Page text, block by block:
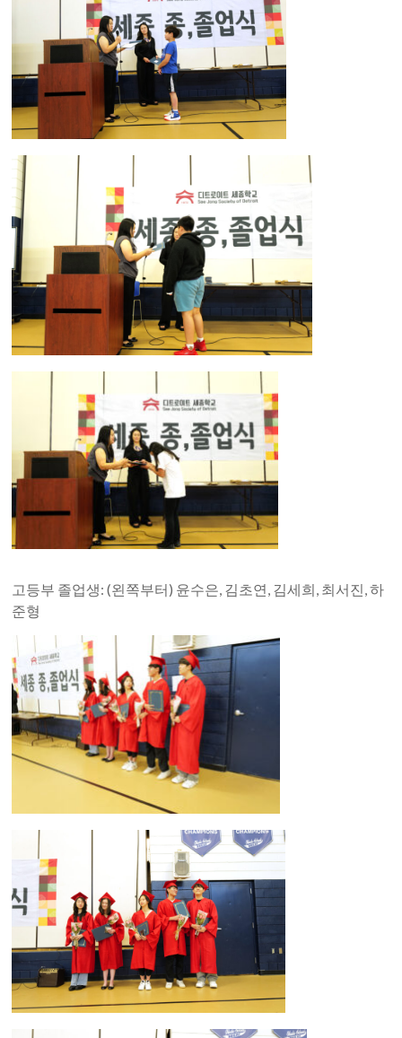
고등부 졸업생: (왼쪽부터) 윤수은, 김초연, 김세희, 최서진, 하
준형